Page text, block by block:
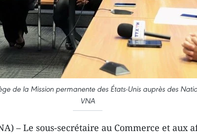
de la Mission permanente des États-Unis auprès des
VNA
– Le sous-secrétaire au Commerce et aux